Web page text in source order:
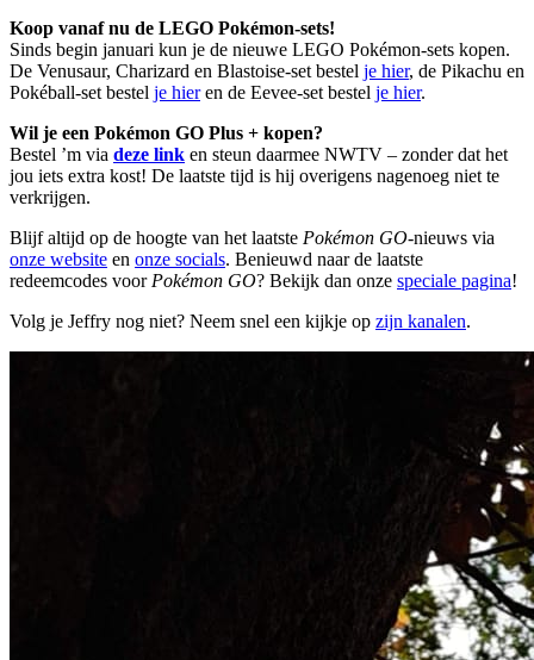
Koop vanaf nu de LEGO Pokémon-sets!
Sinds begin januari kun je de nieuwe LEGO Pokémon-sets kopen.
De Venusaur, Charizard en Blastoise-set bestel je hier, de Pikachu en
Pokéball-set bestel je hieren de Eevee-set bestel je hier.
Wil je een Pokémon GO Plus + kopen?
Bestel ’m via deze link en steun daarmee NWTV – zonder dat het
jou iets extra kost! De laatste tijd is hij overigens nagenoeg niet te
verkrijgen.
Blijf altijd op de hoogte van het laatste Pokémon GO-nieuws via
onze website en onze socials. Benieuwd naar de laatste
redeemcodes voor Pokémon GO? Bekijk dan onze speciale pagina!
Volg je Jeffry nog niet? Neem snel een kijkje op zijn kanalen.